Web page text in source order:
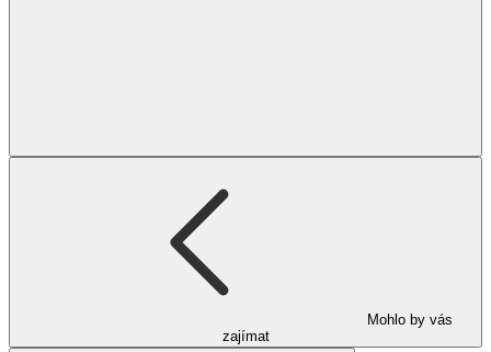
Mohlo by vás
zajímat